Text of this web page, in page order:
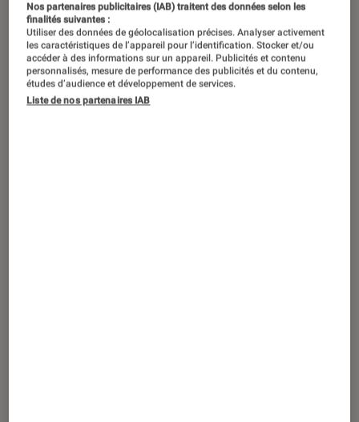
SÉLECTION
Figurines et jeux • 19 oct. 2017
Nos partenaires publicitaires (IAB) traitent des données selon les
finalités suivantes :
Utiliser des données de géolocalisation précises. Analyser activement
les caractéristiques de l’appareil pour l’identification. Stocker et/ou
accéder à des informations sur un appareil. Publicités et contenu
personnalisés, mesure de performance des publicités et du contenu,
études d’audience et développement de services.
Liste de nos partenaires IAB